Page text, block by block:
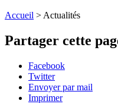
Accueil > Actualités
Partager cette
Facebook
Twitter
Envoyer par mail
Imprimer